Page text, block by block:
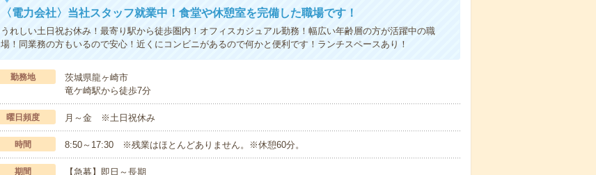
〈電力会社〉当社スタッフ就業中！食堂や休憩室を完備した職場です！
うれしい土日祝お休み！最寄り駅から徒歩圏内！オフィスカジュアル勤務！幅広い年齢層の方が活躍中の職
場！同業務の方もいるので安心！近くにコンビニがあるので何かと便利です！ランチスペースあり！
勤務地
茨城県龍ヶ崎市
竜ケ崎駅から徒歩7分
曜日頻度 月～金 ※土日祝休み
時間 8:50～17:30 ※残業はほとんどありません。※休憩60分。
期間 【急募】即日～長期